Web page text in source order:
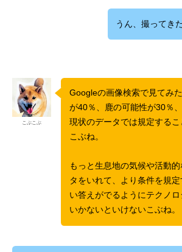
うん、撮ってき
こぶこぶ
Googleの画像検索で見てみ
が40％、鹿の可能性が30％
現状のデータでは規定するこ
こぶね。
もっと生息地の気候や活動
タをいれて、より条件を規
い答えがでるようにテクノ
いかないといけないこぶね。